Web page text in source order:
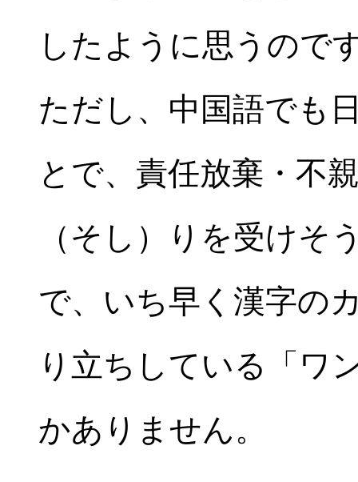
したように思うので
ただし、中国語でも
とで、責任放棄・不
（そし）りを受けそ
で、いち早く漢字の
り立ちしている「ワ
かありません。